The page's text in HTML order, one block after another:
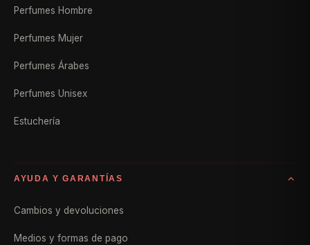
Perfumes Hombre
Perfumes Mujer
Perfumes Árabes
Perfumes Unisex
Estuchería
AYUDA Y GARANTÍAS
Cambios y devoluciones
Medios y formas de pago